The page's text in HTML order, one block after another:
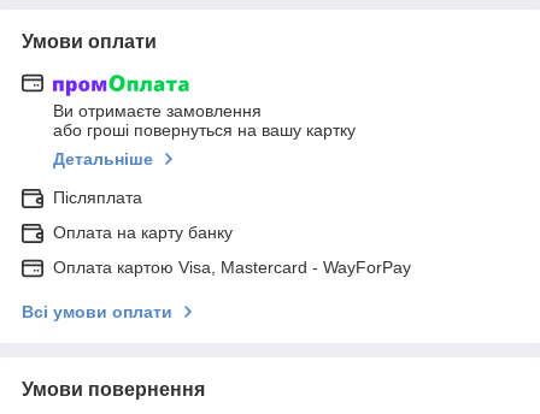
Умови оплати
Ви отримаєте замовлення
або гроші повернуться на вашу картку
Детальніше
Післяплата
Оплата на карту банку
Оплата картою Visa, Mastercard - WayForPay
Всі умови оплати
Умови повернення